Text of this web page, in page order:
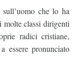
che lo ha
molte classi dirigenti
radici cristiane,
essere pronunciato